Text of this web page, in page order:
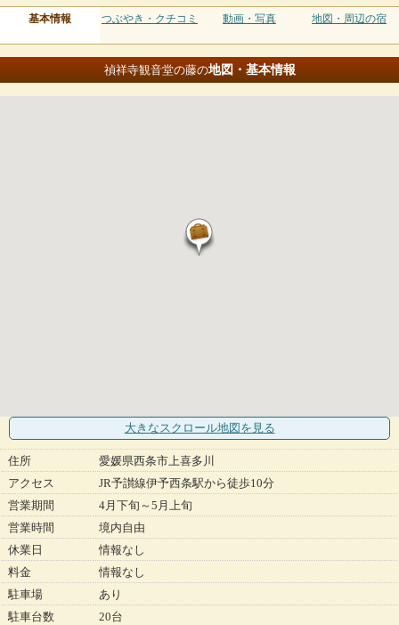
基本情報 つぶやき・クチコミ 動画・写真 地図・周辺の宿
禎祥寺観音堂の藤の地図・基本情報
大きなスクロール地図 を見る
住所
愛媛県西条市上喜多川
アクセス
JR予讃線伊予西条駅から徒歩10分
営業期間
4月下旬～5月上旬
営業時間
境内自由
休業日
情報なし
料金
情報なし
駐車場
あり
駐車台数
20台